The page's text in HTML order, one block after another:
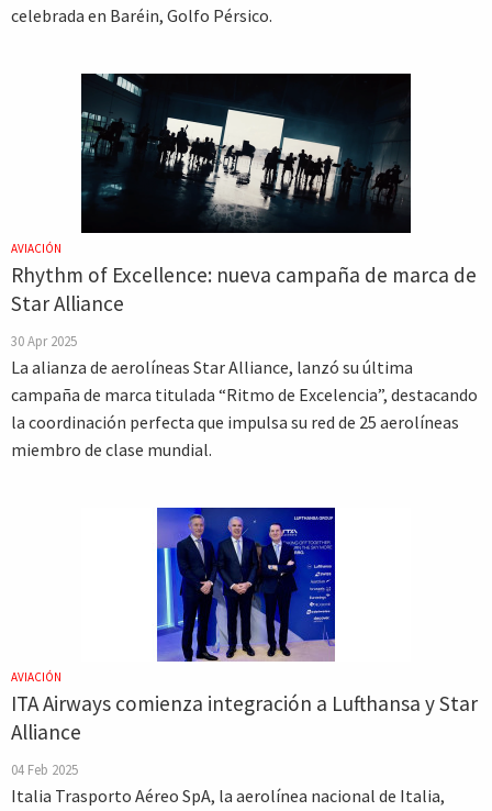
celebrada en Baréin, Golfo Pérsico.
AVIACIÓN
Rhythm of Excellence: nueva campaña de marca de
Star Alliance
30 Apr 2025
La alianza de aerolíneas Star Alliance, lanzó su última
campaña de marca titulada “Ritmo de Excelencia”, destacando
la coordinación perfecta que impulsa su red de 25 aerolíneas
miembro de clase mundial.
AVIACIÓN
ITA Airways comienza integración a Lufthansa y Star
Alliance
04 Feb 2025
Italia Trasporto Aéreo SpA, la aerolínea nacional de Italia,